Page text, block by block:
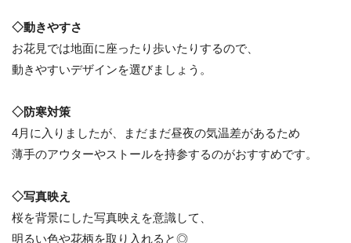
◇動きやすさ
お花見では地面に座ったり歩いたりするので、
動きやすいデザインを選びましょう。
◇防寒対策
4月に入りましたが、まだまだ昼夜の気温差があるため
薄手のアウターやストールを持参するのがおすすめです。
◇写真映え
桜を背景にした写真映えを意識して、
明るい色や花柄を取り入れると◎